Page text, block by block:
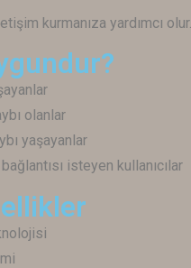
kurmanıza yardımcı olur.
olanlar
yaşayanlar
isteyen kullanıcılar